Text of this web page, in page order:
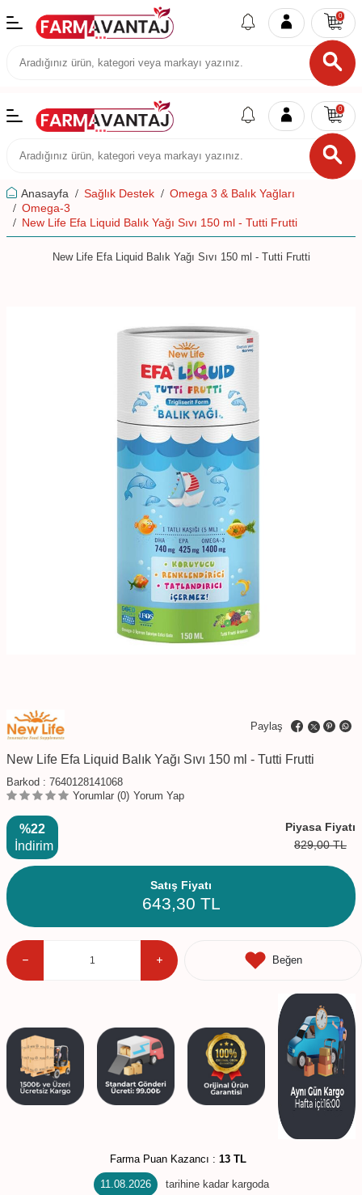
0
0
Anasayfa Sağlık Destek
Omega 3 & Balık Yağları
Omega-3
New Life Efa Liquid Balık Yağı Sıvı 150 ml - Tutti Frutti
New Life Efa Liquid Balık Yağı Sıvı 150 ml - Tutti Frutti
Paylaş
New Life Efa Liquid Balık Yağı Sıvı 150 ml - Tutti Frutti
Barkod : 7640128141068
Yorumlar (0) Yorum Yap
%22
İndirim
Piyasa Fiyatı
829,00TL
Satış Fiyatı
643,30 TL
Beğen
Farma Puan Kazancı : 13 TL
11.08.2026 tarihine kadar kargoda